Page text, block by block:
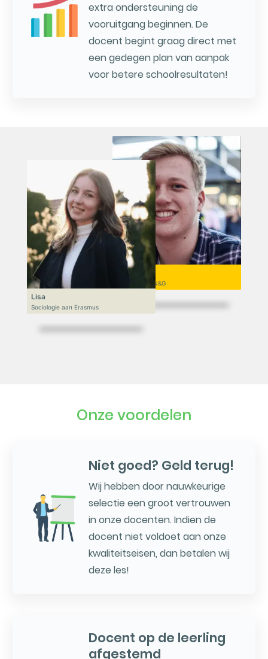
extra ondersteuning de
vooruitgang beginnen. De
docent begint graag direct met
een gedegen plan van aanpak
voor betere schoolresultaten!
Niek
VWO 6, N&T/N&G
Lisa
Sociologie aan Erasmus
Onze voordelen
Niet goed? Geld terug!
Wij hebben door nauwkeurige
selectie een groot vertrouwen
in onze docenten. Indien de
docent niet voldoet aan onze
kwaliteitseisen, dan betalen wij
deze les!
Docent op de leerling
afgestemd